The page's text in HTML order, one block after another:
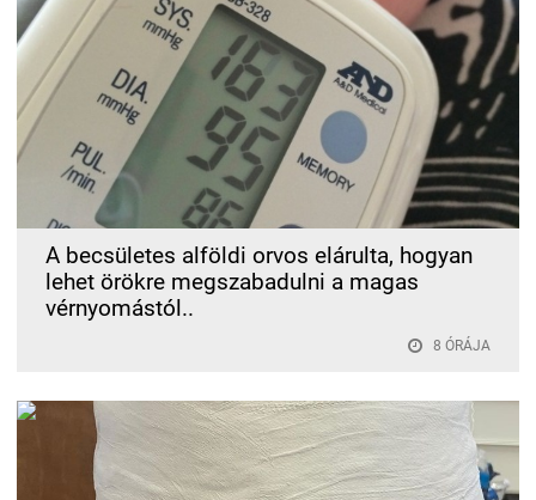
A becsületes alföldi orvos elárulta, hogyan
lehet örökre megszabadulni a magas
vérnyomástól..
8 ÓRÁJA